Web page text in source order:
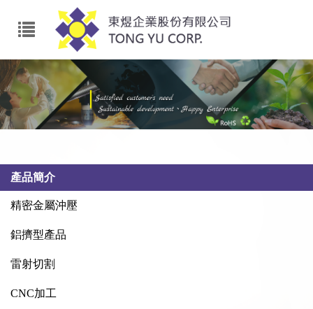
產品簡介
精密金屬沖壓
鋁擠型產品
雷射切割
CNC加工